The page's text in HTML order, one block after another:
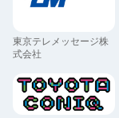
東京テレメッセージ株
式会社